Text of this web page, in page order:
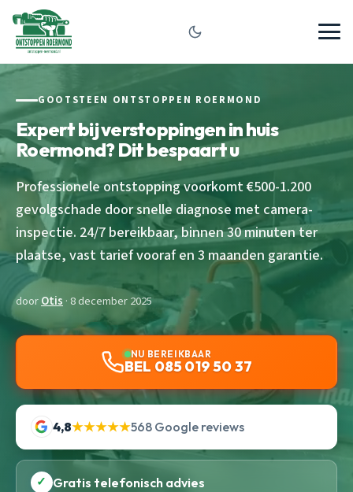
GOOTSTEEN ONTSTOPPEN ROERMOND
Expert bij verstoppingen in huis
Roermond? Dit bespaart u
Professionele ontstopping voorkomt €500-1.200
gevolgschade door snelle diagnose met camera-
inspectie. 24/7 bereikbaar, binnen 30 minuten ter
plaatse, vast tarief vooraf en 3 maanden garantie.
doorOtis · 8 december 2025
NU BEREIKBAAR
BEL 085 019 50 37
4,8★★★★★568 Google reviews
✓ Gratis telefonisch advies